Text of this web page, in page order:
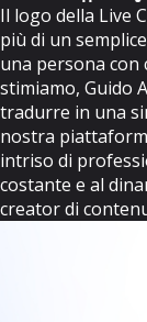
Il logo della Live
più di un
una persona con
stimiamo, Guido
tradurre in una
nostra
intriso di
costante e al
creator di